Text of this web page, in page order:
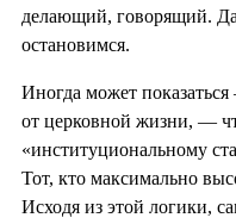
делающий, говорящий.
остановимся.
Иногда может
от церковной жизни, —
«институциональному
Тот, кто максимально
Исходя из этой логики,